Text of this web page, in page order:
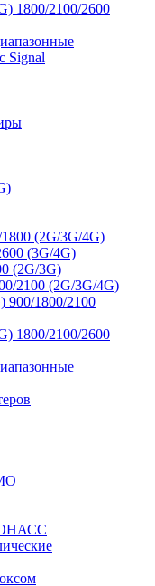
1800/2100/2600
Signal
(2G/3G/4G)
(3G/4G)
(2G/3G)
2100 (2G/3G/4G)
900/1800/2100
1800/2100/2600